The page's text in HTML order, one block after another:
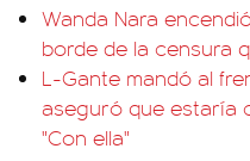
Wanda Nara
borde de la censura
L-Gante mandó al
aseguró que estaría
"Con ella"